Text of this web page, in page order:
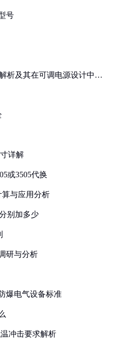
号
析及其在可调电源设计中的
详解
或3505代换
算与应用分析
别加多少
研与分析
爆电气设备标准
冲击要求解析